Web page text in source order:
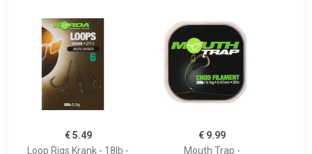
€ 5.49
Loop Rigs Krank - 18lb -
€ 9.99
Mouth Trap -